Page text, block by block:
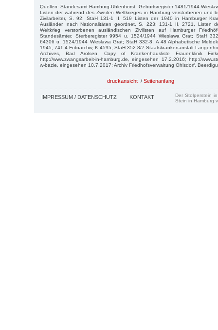
Quellen: Standesamt Hamburg-Uhlenhorst, Geburtsregister 1481/1944
Listen der während des Zweiten Weltkrieges in Hamburg verstorbenen und
Zivilarbeiter, S. 92; StaH 131-1 II, 519 Listen der 1940 in Hamburger
Ausländer, nach Nationalitäten geordnet, S. 223; 131-1 II, 2721, Listen
Weltkrieg verstorbenen ausländischen Zivilisten auf Hamburger
Standesämter, Sterberegister 9954 u. 1524/1944 Wieslawa Grat; StaH
64306 u. 1524/1944 Wieslawa Grat; StaH 332-8, A 48 Alphabetische
1945, 741-4 Fotoarchiv, K 4595; StaH 352-8/7 Staatskrankenanstalt
Archives, Bad Arolsen, Copy of Krankenhausliste Frauenklinik
http://www.zwangsarbeit-in-hamburg.de, eingesehen 17.2.2016; http://
w-bazie, eingesehen 10.7.2017; Archiv Friedhofsverwaltung Ohlsdorf,
druckansicht / Seitenanfang
IMPRESSUM / DATENSCHUTZ KONTAKT
Der Stolperstein
Stein in Hamburg